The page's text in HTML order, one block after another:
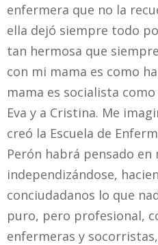
enfermera que no la
ella dejó siempre todo
tan hermosa que
con mi mama es como
mama es socialista
Eva y a Cristina. Me
creó la Escuela de
Perón habrá pensado en
independizándose,
conciudadanos lo que
puro, pero profesional,
enfermeras y